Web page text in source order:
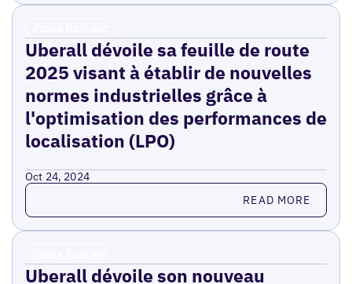
Uberall dévoile sa feuille de route
2025 visant à établir de nouvelles
normes industrielles grâce à
l'optimisation des performances de
localisation (LPO)
Oct 24, 2024
Read more READ MORE
Uberall dévoile son nouveau